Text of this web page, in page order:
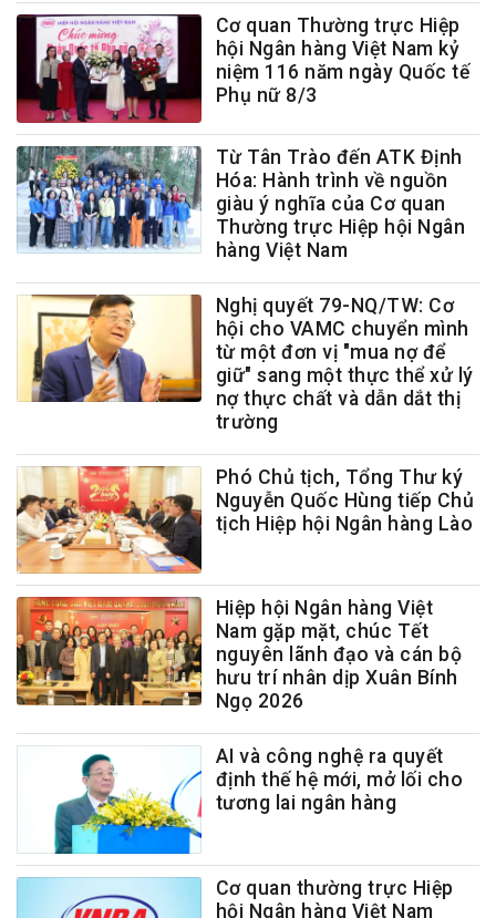
Cơ quan Thường trực Hiệp
hội Ngân hàng Việt Nam kỷ
niệm 116 năm ngày Quốc tế
Phụ nữ 8/3
Từ Tân Trào đến ATK Định
Hóa: Hành trình về nguồn
giàu ý nghĩa của Cơ quan
Thường trực Hiệp hội Ngân
hàng Việt Nam
Nghị quyết 79-NQ/TW: Cơ
hội cho VAMC chuyển mình
từ một đơn vị "mua nợ để
giữ" sang một thực thể xử lý
nợ thực chất và dẫn dắt thị
trường
Phó Chủ tịch, Tổng Thư ký
Nguyễn Quốc Hùng tiếp Chủ
tịch Hiệp hội Ngân hàng Lào
Hiệp hội Ngân hàng Việt
Nam gặp mặt, chúc Tết
nguyên lãnh đạo và cán bộ
hưu trí nhân dịp Xuân Bính
Ngọ 2026
AI và công nghệ ra quyết
định thế hệ mới, mở lối cho
tương lai ngân hàng
Cơ quan thường trực Hiệp
hội Ngân hàng Việt Nam